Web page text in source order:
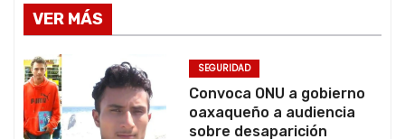
e
g
a
c
VER MÁS
SEGURIDAD
Convoca ONU a gobierno
oaxaqueño a audiencia
sobre desaparición